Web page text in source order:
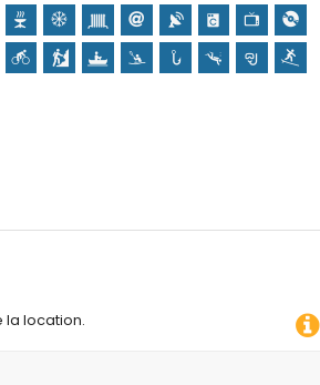
du logement)
du logement)
snorkeling, surf, planche à voile et ski
de l'appartement)
la location.